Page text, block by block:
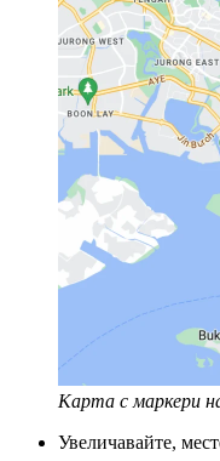
Карта с маркери
Увеличавайте,